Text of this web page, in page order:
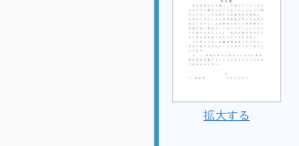
拡大する